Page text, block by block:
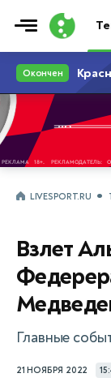
LIVESPORT.RU
Взлет
Главные
21 НОЯБРЯ 2022